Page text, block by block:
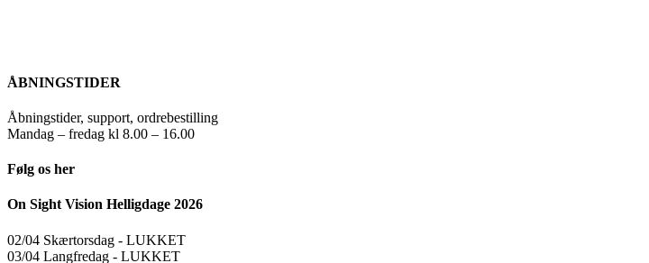
ÅBNINGSTIDER
Åbningstider, support, ordrebestilling
Mandag – fredag kl 8.00 – 16.00
Følg os her
On Sight Vision Helligdage 2026
02/04 Skærtorsdag ​​- LUKKET
03/04 Langfredag ​​- LUKKET